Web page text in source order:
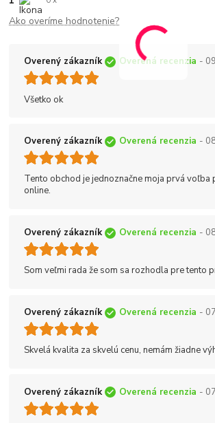
Ako overíme hodnotenie?
Overený zákazník Overená recenzia -
Všetko ok
Overený zákazník Overená recenzia -
Tento obchod je jednoznačne moja prvá voľba
online.
Overený zákazník Overená recenzia -
Som veľmi rada že som sa rozhodla pre tento
Overený zákazník Overená recenzia -
Skvelá kvalita za skvelú cenu, nemám žiadne
Overený zákazník Overená recenzia -